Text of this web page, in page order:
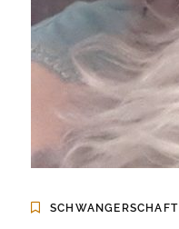
SCHWANGERSCHAFT